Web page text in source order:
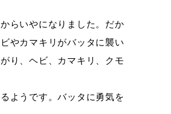
らいやになりました。だか
やカマキリがバッタに襲い
り、ヘビ、カマキリ、クモ
ようです。バッタに勇気を